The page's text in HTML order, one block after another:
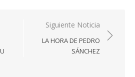
Siguiente Noticia
LA HORA DE PEDRO
SÁNCHEZ